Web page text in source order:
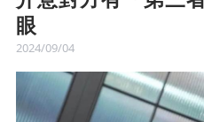
眼
2024/09/04